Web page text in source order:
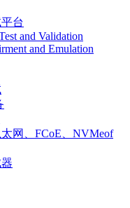
台
and Validation
and Emulation
网、FCoE、NVMeof